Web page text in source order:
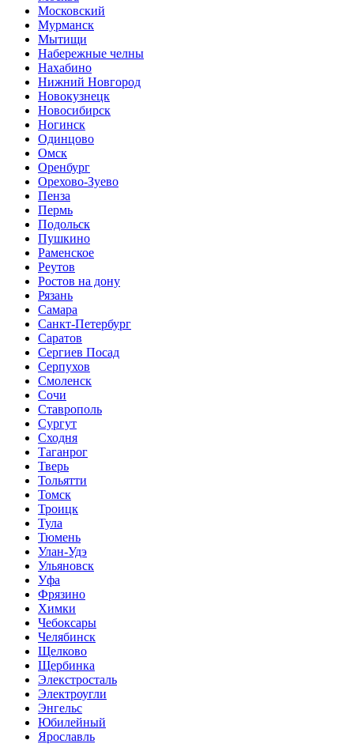
Московский
Мурманск
Мытищи
Набережные челны
Нахабино
Нижний Новгород
Новокузнецк
Новосибирск
Ногинск
Одинцово
Омск
Оренбург
Орехово-Зуево
Пенза
Пермь
Подольск
Пушкино
Раменское
Реутов
Ростов на дону
Рязань
Самара
Санкт-Петербург
Саратов
Сергиев Посад
Серпухов
Смоленск
Сочи
Ставрополь
Сургут
Сходня
Таганрог
Тверь
Тольятти
Томск
Троицк
Тула
Тюмень
Улан-Удэ
Ульяновск
Уфа
Фрязино
Химки
Чебоксары
Челябинск
Щелково
Щербинка
Элекстросталь
Электроугли
Энгельс
Юбилейный
Ярославль